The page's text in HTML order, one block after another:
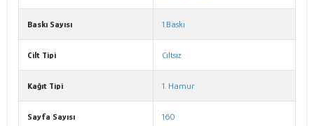
Baskı Sayısı 1.Baskı
Cilt Tipi Ciltsiz
Kağıt Tipi 1. Hamur
Sayfa Sayısı 160